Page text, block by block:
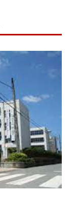
まん
スト
質問
お問
合せ
講師